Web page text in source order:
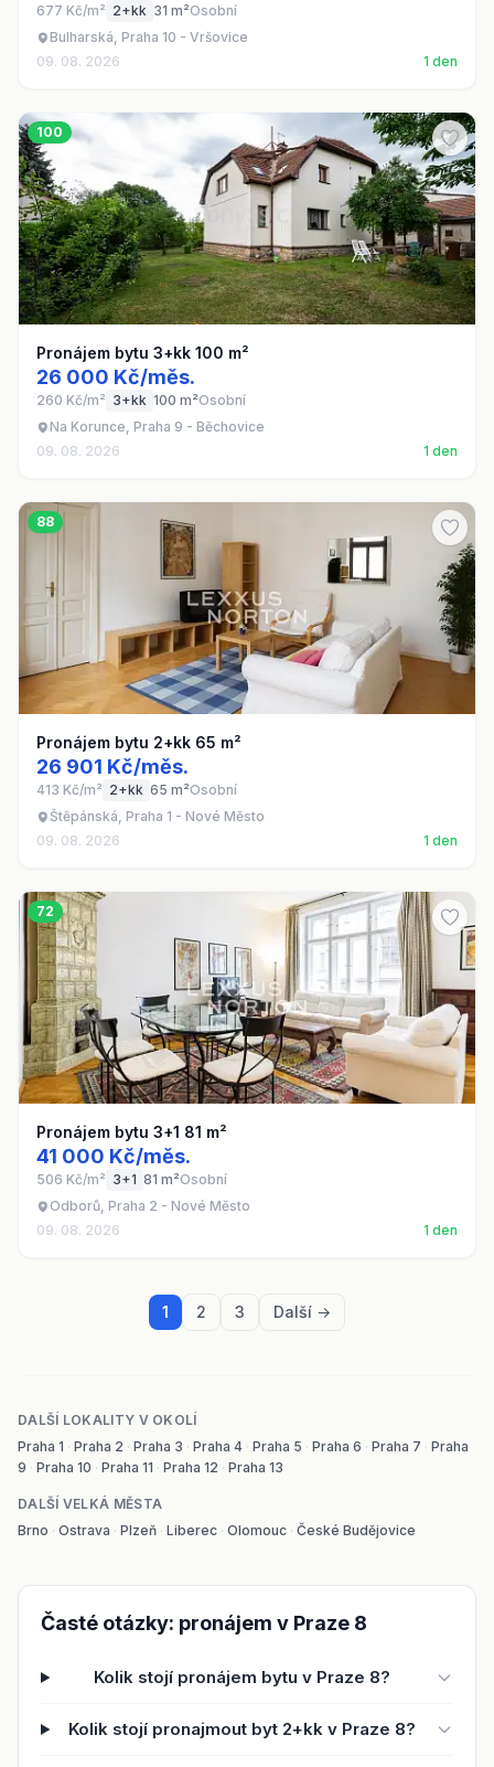
677 Kč/m² 2+kk 31 m²Osobní
Bulharská, Praha 10 - Vršovice
09. 08. 2026
1 den
100
Pronájem bytu 3+kk 100 m²
26 000 Kč/měs.
260 Kč/m² 3+kk 100 m²Osobní
Na Korunce, Praha 9 - Běchovice
09. 08. 2026
1 den
88
Pronájem bytu 2+kk 65 m²
26 901 Kč/měs.
413 Kč/m² 2+kk 65 m²Osobní
Štěpánská, Praha 1 - Nové Město
09. 08. 2026
1 den
72
Pronájem bytu 3+1 81 m²
41 000 Kč/měs.
506 Kč/m² 3+1 81 m²Osobní
Odborů, Praha 2 - Nové Město
09. 08. 2026
1 den
1 2 3 Další →
DALŠÍ LOKALITY V OKOLÍ
Praha 1 · Praha 2 · Praha 3 · Praha 4 · Praha 5 · Praha 6 · Praha 7 · Praha
9 · Praha 10 · Praha 11 · Praha 12 · Praha 13
DALŠÍ VELKÁ MĚSTA
Brno · Ostrava · Plzeň · Liberec · Olomouc · České Budějovice
Časté otázky: pronájem v Praze 8
Kolik stojí pronájem bytu v Praze 8?
Kolik stojí pronajmout byt 2+kk v Praze 8?